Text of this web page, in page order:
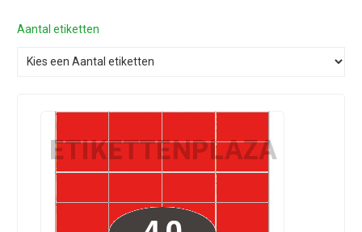
Aantal etiketten